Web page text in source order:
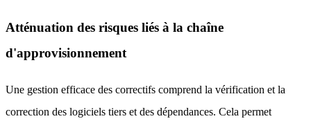
Atténuation des risques liés à la chaîne
d'approvisionnement
Une gestion efficace des correctifs comprend la vérification et la
correction des logiciels tiers et des dépendances. Cela permet